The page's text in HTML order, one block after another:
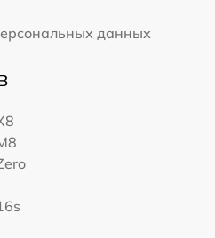
данных